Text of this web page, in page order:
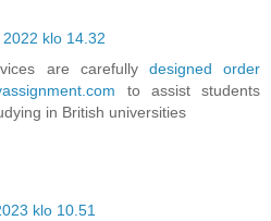
klo 14.32
are carefully designed order
to assist students
in British universities
klo 10.51